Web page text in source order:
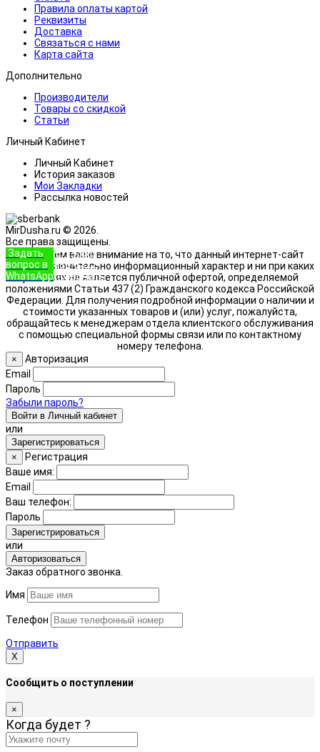
Правила оплаты картой
Реквизиты
Доставка
Связаться с нами
Карта сайта
Дополнительно
Производители
Товары со скидкой
Статьи
Личный Кабинет
Личный Кабинет
История заказов
Мои Закладки
Рассылка новостей
MirDusha.ru © 2026.
Все права защищены.
Обращаем ваше внимание на то, что данный интернет-сайт
носит исключительно информационный характер и ни при каких
условиях не является публичной офертой, определяемой
положениями Статьи 437 (2) Гражданского кодекса Российской
Федерации. Для получения подробной информации о наличии и
стоимости указанных товаров и (или) услуг, пожалуйста,
обращайтесь к менеджерам отдела клиентского обслуживания
с помощью специальной формы связи или по контактному
номеру телефона.
Задать
вопрос в
WhatsApp
+7 (933)
888-8322
Позвонить
×
Авторизация
Email
Пароль
Забыли пароль?
Войти в Личный кабинет
или
Зарегистрироваться
×
Регистрация
Ваше имя:
Email
Ваш телефон:
Пароль
Зарегистрироваться
или
Авторизоваться
Заказ обратного звонка.
Имя
Телефон
Отправить
Х
Сообщить о поступлении
×
Когда будет ?